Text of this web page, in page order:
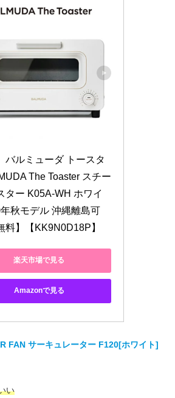
バルミューダ トースタ
The Toaster スチー
ター K05A-WH ホワイ
年秋モデル 沖縄離島可
料】【KK9N0D18P】
楽天市場で見る
Amazonで見る
FAN サーキュレーター F120[ホワイト]
い